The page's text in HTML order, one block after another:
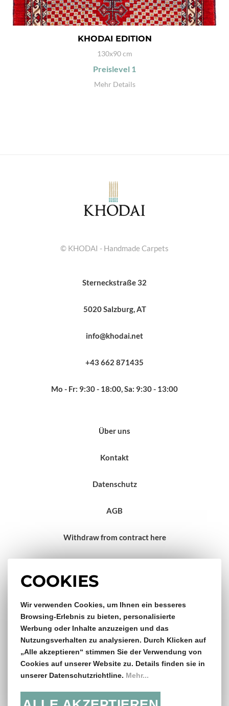
KHODAI EDITION
130x90 cm
Preislevel 1
Mehr Details
COOKIES
Wir verwenden Cookies, um Ihnen ein besseres
Browsing-Erlebnis zu bieten, personalisierte
Werbung oder Inhalte anzuzeigen und das
Nutzungsverhalten zu analysieren. Durch Klicken auf
„Alle akzeptieren“ stimmen Sie der Verwendung von
Cookies auf unserer Website zu. Details finden sie in
unserer Datenschutzrichtline. Mehr...
© KHODAI - Handmade Carpets
Sterneckstraße 32
5020 Salzburg, AT
info@khodai.net
+43 662 871435
Mo - Fr: 9:30 - 18:00, Sa: 9:30 - 13:00
Über uns
Kontakt
Datenschutz
AGB
Withdraw from contract here
Gratis Versand & Rückversand
ab €150,- Bestellwert
14 Tage Rückgaberecht